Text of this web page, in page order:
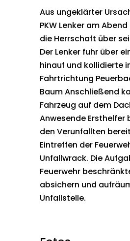
Aus ungeklärter
PKW Lenker am Abend
die Herrschaft über
Der Lenker fuhr über
hinauf und kollidierte
Fahrtrichtung
Baum Anschließend
Fahrzeug auf dem
Anwesende Ersthelfer
den Verunfallten
Eintreffen der
Unfallwrack. Die
Feuerwehr
absichern und
Unfallstelle.